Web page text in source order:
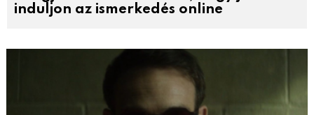
induljon az ismerkedés online